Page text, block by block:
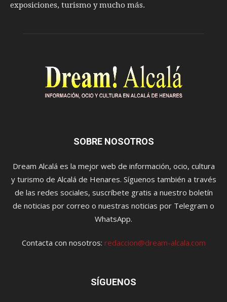
exposiciones, turismo y mucho más.
SOBRE NOSOTROS
Dream Alcalá es la mejor web de información, ocio, cultura
y turismo de Alcalá de Henares. Síguenos también a través
de las redes sociales, suscríbete gratis a nuestro boletín
de noticias por correo o nuestras noticias por Telegram o
WhatsApp.
Contacta con nosotros: redaccion@dream-alcala.com
SÍGUENOS